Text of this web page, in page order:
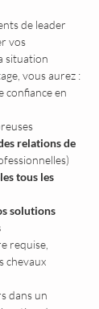
de leader
vos
situation
vous aurez :
confiance en
relations de
tous les
solutions
requise,
chevaux
dans un